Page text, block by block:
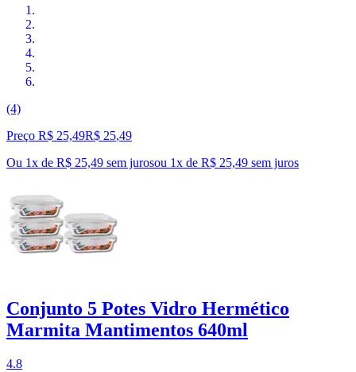
(4)
Preço R$ 25,49R$ 25,49
Ou 1x de R$ 25,49 sem jurosou 1x de R$ 25,49 sem juros
Conjunto 5 Potes Vidro Hermético
Marmita Mantimentos 640ml
4.8